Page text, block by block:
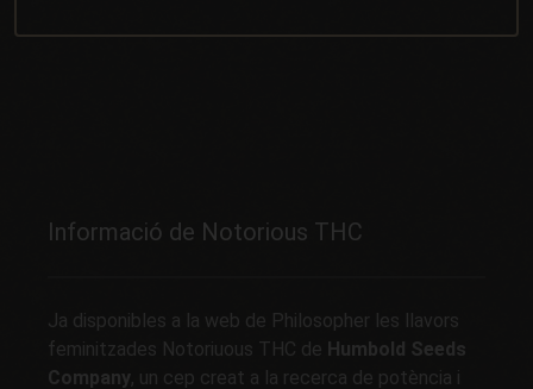
Informació de Notorious THC
Ja disponibles a la web de Philosopher les llavors
feminitzades Notoriuous THC de Humbold Seeds
Company, un cep creat a la recerca de potència i